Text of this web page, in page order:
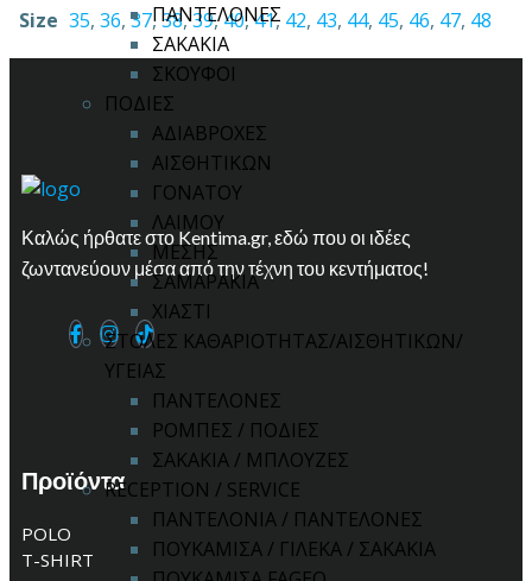
ΠΑΝΤΕΛΟΝΕΣ
ΣΑΚΑΚΙΑ
ΣΚΟΥΦΟΙ
ΠΟΔΙΕΣ
ΑΔΙΑΒΡΟΧΕΣ
ΑΙΣΘΗΤΙΚΩΝ
ΓΟΝΑΤΟΥ
ΛΑΙΜΟΥ
ΜΕΣΗΣ
ΣΑΜΑΡΑΚΙΑ
ΧΙΑΣΤΙ
ΣΤΟΛΕΣ ΚΑΘΑΡΙΟΤΗΤΑΣ/ΑΙΣΘΗΤΙΚΩΝ/
ΥΓΕΙΑΣ
ΠΑΝΤΕΛΟΝΕΣ
ΡΟΜΠΕΣ / ΠΟΔΙΕΣ
ΣΑΚΑΚΙΑ / ΜΠΛΟΥΖΕΣ
RECEPTION / SERVICE
ΠΑΝΤΕΛΟΝΙΑ / ΠΑΝΤΕΛΟΝΕΣ
ΠΟΥΚΑΜΙΣΑ / ΓΙΛΕΚΑ / ΣΑΚΑΚΙΑ
Size 35, 36, 37, 38,39,40,41, 42, 43, 44, 45, 46, 47, 48
Καλώς ήρθατε στο Kentima.gr, εδώ που οι ιδέες
ζωντανεύουν μέσα από την τέχνη του κεντήματος!
Προϊόντα
POLO
T-SHIRT